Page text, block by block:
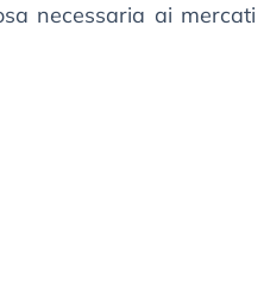
necessaria ai mercati